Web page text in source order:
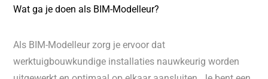
Wat ga je doen als BIM-Modelleur?
Als BIM-Modelleur zorg je ervoor dat
werktuigbouwkundige installaties nauwkeurig worden